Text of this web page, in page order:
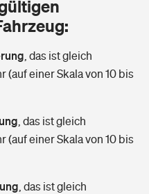
finden
finden
das ist gleich
einer Skala von 10 bis
das ist gleich
einer Skala von 10 bis
das ist gleich